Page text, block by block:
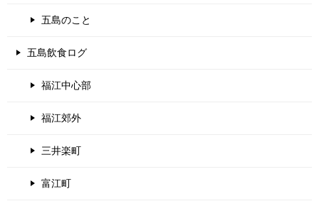
五島のこと
五島飲食ログ
福江中心部
福江郊外
三井楽町
富江町